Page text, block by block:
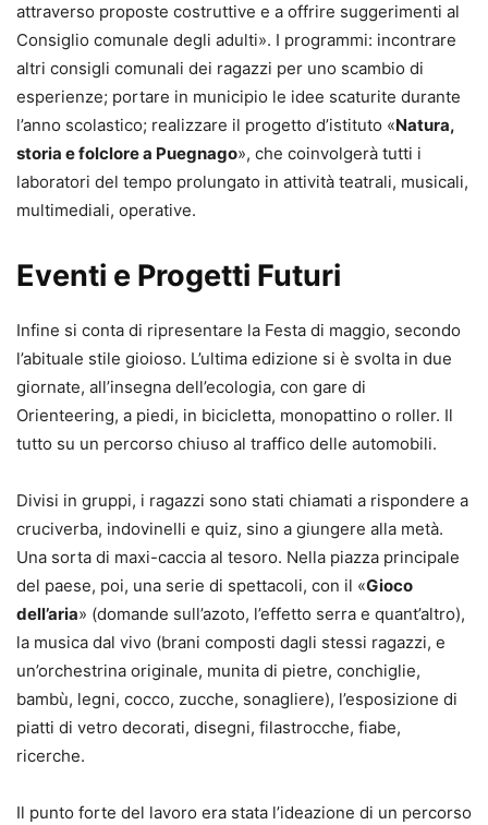
attraverso proposte costruttive e a offrire suggerimenti al
Consiglio comunale degli adulti». I programmi: incontrare
altri consigli comunali dei ragazzi per uno scambio di
esperienze; portare in municipio le idee scaturite durante
l’anno scolastico; realizzare il progetto d’istituto «Natura,
storia e folclore a Puegnago», che coinvolgerà tutti i
laboratori del tempo prolungato in attività teatrali, musicali,
multimediali, operative.
Eventi e Progetti Futuri
Infine si conta di ripresentare la Festa di maggio, secondo
l’abituale stile gioioso. L’ultima edizione si è svolta in due
giornate, all’insegna dell’ecologia, con gare di
Orienteering, a piedi, in bicicletta, monopattino o roller. Il
tutto su un percorso chiuso al traffico delle automobili.
Divisi in gruppi, i ragazzi sono stati chiamati a rispondere a
cruciverba, indovinelli e quiz, sino a giungere alla metà.
Una sorta di maxi-caccia al tesoro. Nella piazza principale
del paese, poi, una serie di spettacoli, con il «Gioco
dell’aria» (domande sull’azoto, l’effetto serra e quant’altro),
la musica dal vivo (brani composti dagli stessi ragazzi, e
un’orchestrina originale, munita di pietre, conchiglie,
bambù, legni, cocco, zucche, sonagliere), l’esposizione di
piatti di vetro decorati, disegni, filastrocche, fiabe,
ricerche.
Il punto forte del lavoro era stata l’ideazione di un percorso